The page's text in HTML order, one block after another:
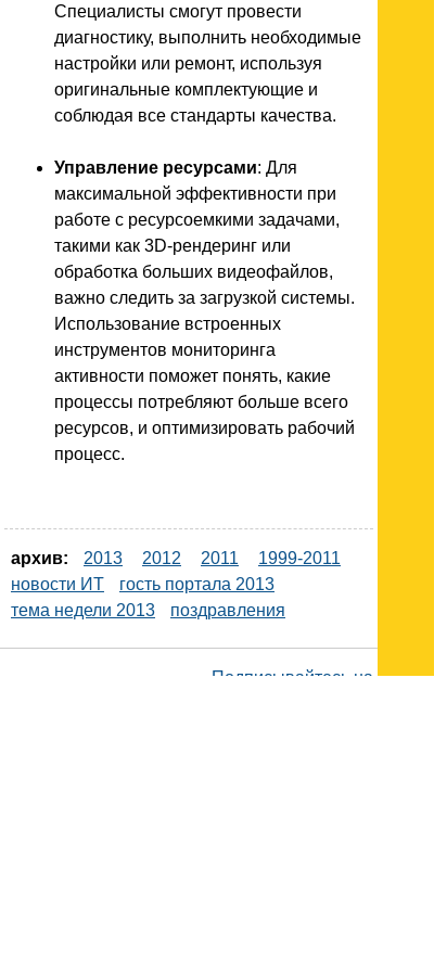
Специалисты смогут провести
диагностику, выполнить необходимые
настройки или ремонт, используя
оригинальные комплектующие и
соблюдая все стандарты качества.
Управление ресурсами: Для
максимальной эффективности при
работе с ресурсоемкими задачами,
такими как 3D-рендеринг или
обработка больших видеофайлов,
важно следить за загрузкой системы.
Использование встроенных
инструментов мониторинга
активности поможет понять, какие
процессы потребляют больше всего
ресурсов, и оптимизировать рабочий
процесс.
архив: 2013 2012 2011
1999-2011
новости ИТ
гость портала 2013
тема недели 2013
поздравления
Подписывайтесь на наш